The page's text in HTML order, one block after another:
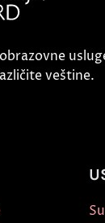
veštine.